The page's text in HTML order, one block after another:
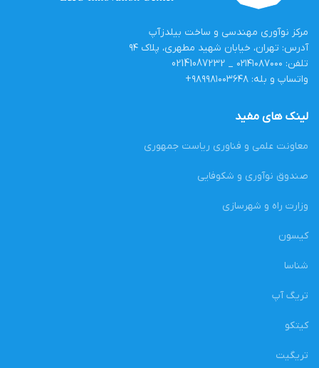
مرکز نوآوری مهندسی و ساخت بیلدزآپ
آدرس: تهران، خیابان شهید مطهری، پلاک ۹۴
تلفن: ۰۲۱۴۱۰۸۷۰۰۰ _ 02141087232
واتساپ و بله: ۹۸۹۹۸۱۰۰۳۶۴۸+
لینک های مفید
معاونت علمی و فناوری ریاست جمهوری
صندوق نوآوری و شکوفایی
وزارت راه و شهرسازی
کیسون
شناسا
تریگ آپ
کیتکو
تریگیت